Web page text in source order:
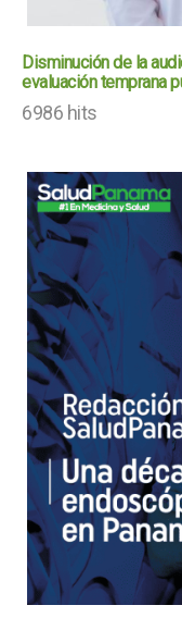
Disminución de la
evaluación temprana
6986 hits